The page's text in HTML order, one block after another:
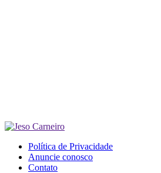
Política de Privacidade
Anuncie conosco
Contato